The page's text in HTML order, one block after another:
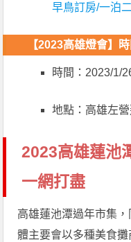
早鳥訂房/一泊
【2023高雄燈會】
時間：2023/1/
地點：高雄左
2023高雄蓮池
一網打盡
高雄蓮池潭過年市集
體主要會以多種美食